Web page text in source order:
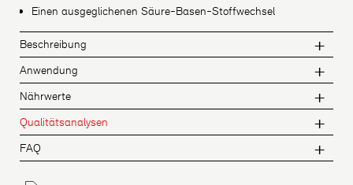
Einen ausgeglichenen Säure-Basen-Stoffwechsel
Beschreibung
Anwendung
Nährwerte
Qualitätsanalysen
FAQ